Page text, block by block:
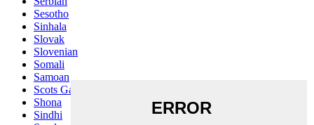
Sesotho
Sinhala
Slovak
Slovenian
Somali
Samoan
Scots Gaelic
Shona
Sindhi